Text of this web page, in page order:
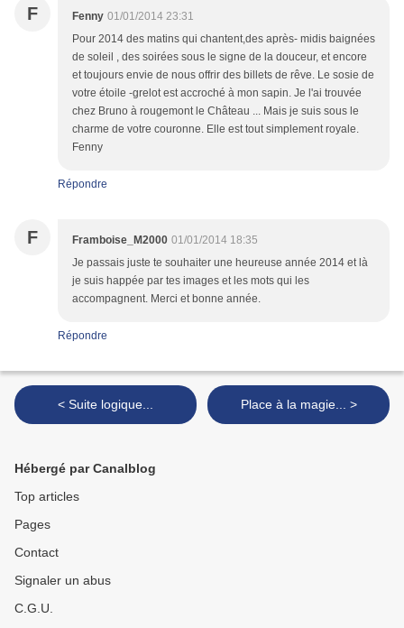
F Fenny 01/01/2014 23:31
Pour 2014 des matins qui chantent,des après- midis baignées
de soleil , des soirées sous le signe de la douceur, et encore
et toujours envie de nous offrir des billets de rêve. Le sosie de
votre étoile -grelot est accroché à mon sapin. Je l'ai trouvée
chez Bruno à rougemont le Château ... Mais je suis sous le
charme de votre couronne. Elle est tout simplement royale.
Fenny
Répondre
F Framboise_M2000 01/01/2014 18:35
Je passais juste te souhaiter une heureuse année 2014 et là
je suis happée par tes images et les mots qui les
accompagnent. Merci et bonne année.
Répondre
< Suite logique... Place à la magie... >
Hébergé par Canalblog
Top articles
Pages
Contact
Signaler un abus
C.G.U.